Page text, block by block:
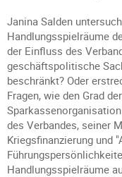
Janina Salden
Handlungsspielräume
der Einfluss des
geschäftspolitische
beschränkt? Oder
Fragen, wie den Grad
des Verbandes, seiner
Kriegsfinanzierung und
Handlungsspielräume